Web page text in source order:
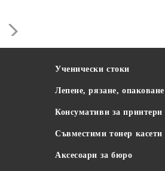
Ученически стоки
Лепене, рязане, опаковане
Консумативи за принтери
Съвместими тонер касети
Аксесоари за бюро